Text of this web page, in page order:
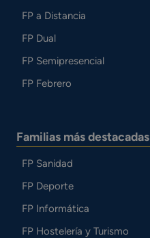
FP a Distancia
FP Dual
FP Semipresencial
FP Febrero
Familias más destacadas
FP Sanidad
FP Deporte
FP Informática
FP Hostelería y Turismo